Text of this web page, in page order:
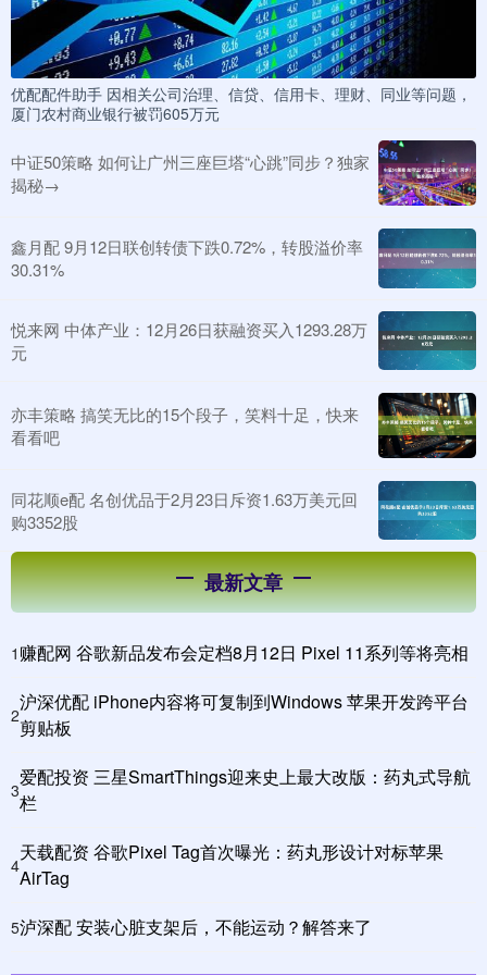
优配配件助手 因相关公司治理、信贷、信用卡、理财、同业等问题，
厦门农村商业银行被罚605万元
中证50策略 如何让广州三座巨塔“心跳”同步？独家
揭秘→
鑫月配 9月12日联创转债下跌0.72%，转股溢价率
30.31%
悦来网 中体产业：12月26日获融资买入1293.28万
元
亦丰策略 搞笑无比的15个段子，笑料十足，快来
看看吧
同花顺e配 名创优品于2月23日斥资1.63万美元回
购3352股
最新文章
1 赚配网 谷歌新品发布会定档8月12日 Pixel 11系列等将亮相
2
沪深优配 iPhone内容将可复制到Windows 苹果开发跨平台
剪贴板
3
爱配投资 三星SmartThings迎来史上最大改版：药丸式导航
栏
4
天载配资 谷歌Pixel Tag首次曝光：药丸形设计对标苹果
AirTag
5泸深配 安装心脏支架后，不能运动？解答来了